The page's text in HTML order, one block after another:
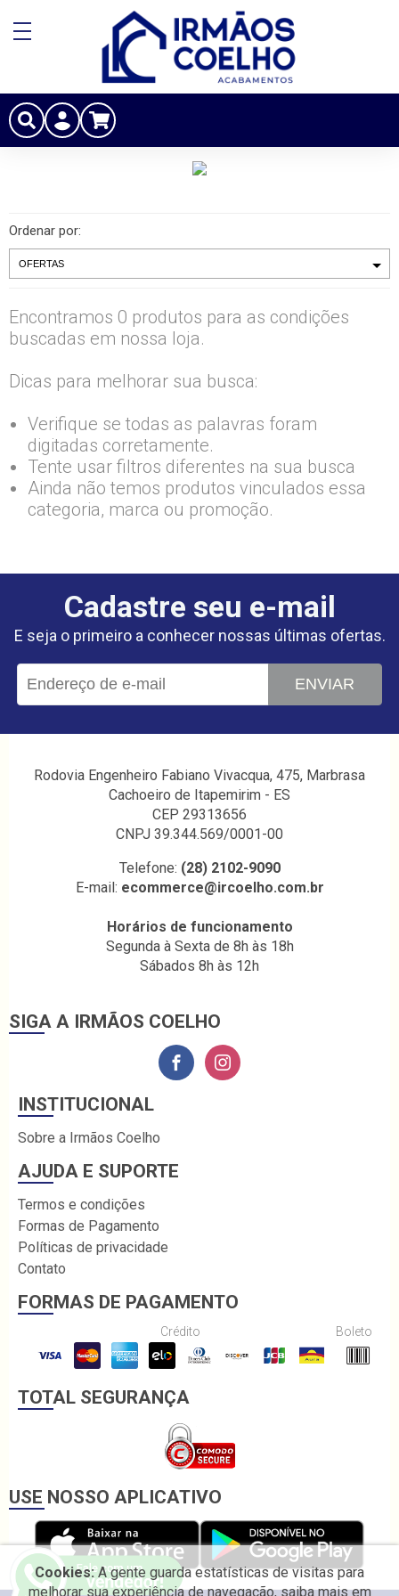
Ordenar por:
Encontramos 0 produtos para as condições
buscadas em nossa loja.
Dicas para melhorar sua busca:
Verifique se todas as palavras foram
digitadas corretamente.
Tente usar filtros diferentes na sua busca
Ainda não temos produtos vinculados essa
categoria, marca ou promoção.
Cadastre seu e-mail
E seja o primeiro a conhecer nossas últimas ofertas.
ENVIAR
Rodovia Engenheiro Fabiano Vivacqua, 475, Marbrasa
Cachoeiro de Itapemirim - ES
CEP 29313656
CNPJ 39.344.569/0001-00
Telefone: (28) 2102-9090
E-mail: ecommerce@ircoelho.com.br
Horários de funcionamento
Segunda à Sexta de 8h às 18h
Sábados 8h às 12h
SIGA A IRMÃOS COELHO
INSTITUCIONAL
Sobre a Irmãos Coelho
AJUDA E SUPORTE
Termos e condições
Formas de Pagamento
Políticas de privacidade
Contato
FORMAS DE PAGAMENTO
Crédito Boleto
TOTAL SEGURANÇA
USE NOSSO APLICATIVO
Cookies:A gente guarda estatísticas de visitas para
melhorar sua experiência de navegação, saiba mais em